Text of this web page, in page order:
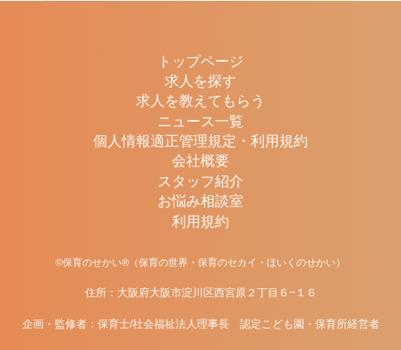
トップページ
求人を探す
求人を教えてもらう
ニュース一覧
個人情報適正管理規定・利用規約
会社概要
スタッフ紹介
お悩み相談室
利用規約
©保育のせかい®（保育の世界・保育のセカイ・ほいくのせかい）
住所：大阪府大阪市淀川区西宮原２丁目６−１６
企画・監修者：保育士/社会福祉法人理事長 認定こども園・保育所経営者